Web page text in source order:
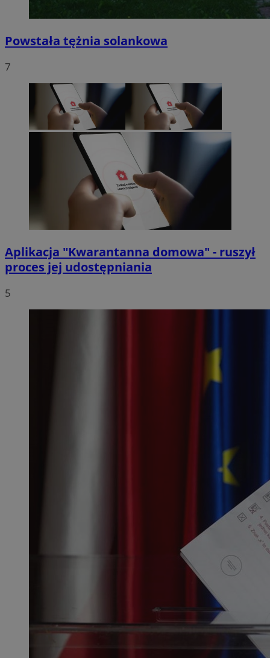
Powstała tężnia solankowa
7
Aplikacja "Kwarantanna domowa" - ruszył
proces jej udostępniania
5